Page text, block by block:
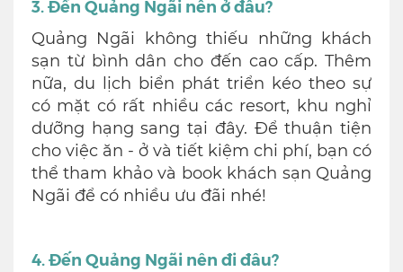
3. Đến Quảng Ngãi nên ở đâu?
Quảng Ngãi không thiếu những khách
sạn từ bình dân cho đến cao cấp. Thêm
nữa, du lịch biển phát triển kéo theo sự
có mặt có rất nhiều các resort, khu nghỉ
dưỡng hạng sang tại đây. Để thuận tiện
cho việc ăn - ở và tiết kiệm chi phí, bạn có
thể tham khảo và book khách sạn Quảng
Ngãi để có nhiều ưu đãi nhé!
4. Đến Quảng Ngãi nên đi đâu?